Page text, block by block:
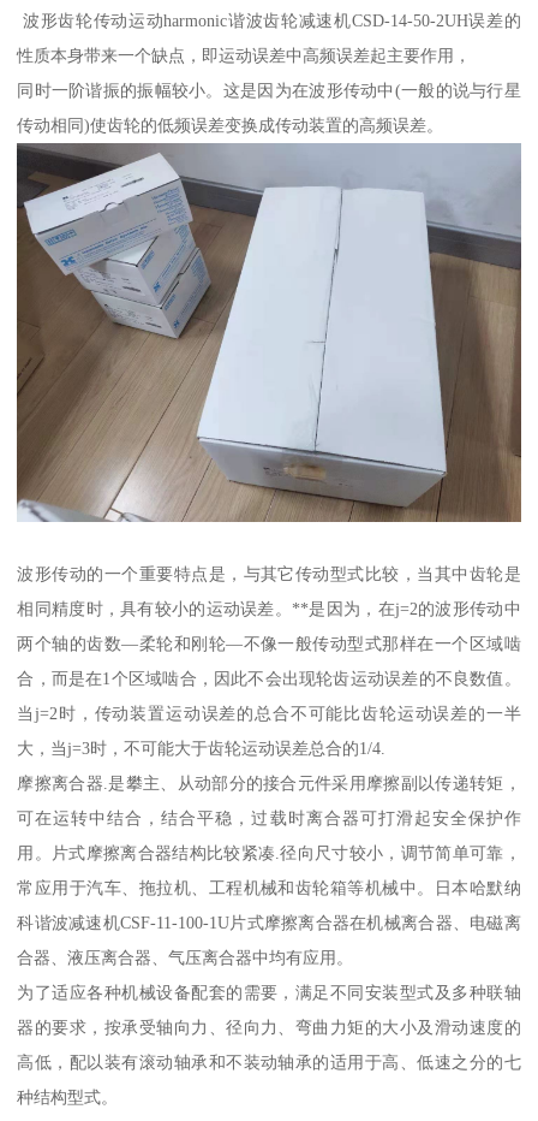
波形齿轮传动运动harmonic谐波齿轮减速机CSD-14-50-2UH误差的
性质本身带来一个缺点，即运动误差中高频误差起主要作用，
同时一阶谐振的振幅较小。这是因为在波形传动中(一般的说与行星
传动相同)使齿轮的低频误差变换成传动装置的高频误差。
波形传动的一个重要特点是，与其它传动型式比较，当其中齿轮是
相同精度时，具有较小的运动误差。**是因为，在j=2的波形传动中
两个轴的齿数—柔轮和刚轮—不像一般传动型式那样在一个区域啮
合，而是在1个区域啮合，因此不会出现轮齿运动误差的不良数值。
当j=2时，传动装置运动误差的总合不可能比齿轮运动误差的一半
大，当j=3时，不可能大于齿轮运动误差总合的1/4.
摩擦离合器.是攀主、从动部分的接合元件采用摩擦副以传递转矩，
可在运转中结合，结合平稳，过载时离合器可打滑起安全保护作
用。片式摩擦离合器结构比较紧凑.径向尺寸较小，调节简单可靠，
常应用于汽车、拖拉机、工程机械和齿轮箱等机械中。日本哈默纳
科谐波减速机CSF-11-100-1U片式摩擦离合器在机械离合器、电磁离
合器、液压离合器、气压离合器中均有应用。
为了适应各种机械设备配套的需要，满足不同安装型式及多种联轴
器的要求，按承受轴向力、径向力、弯曲力矩的大小及滑动速度的
高低，配以装有滚动轴承和不装动轴承的适用于高、低速之分的七
种结构型式。